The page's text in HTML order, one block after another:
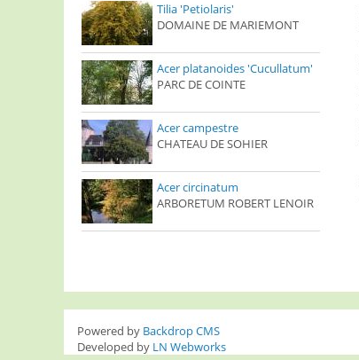
Tilia 'Petiolaris'
DOMAINE DE MARIEMONT
Acer platanoides 'Cucullatum'
PARC DE COINTE
Acer campestre
CHATEAU DE SOHIER
Acer circinatum
ARBORETUM ROBERT LENOIR
Powered by Backdrop CMS
Developed by LN Webworks